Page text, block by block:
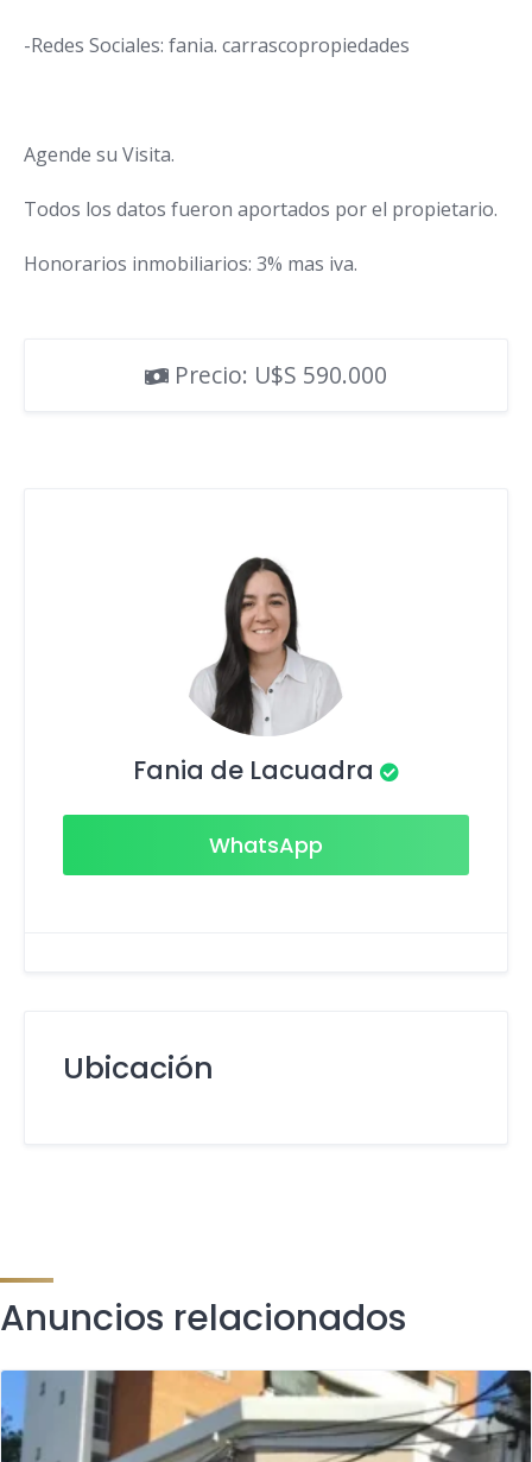
-Redes Sociales: fania. carrascopropiedades
Agende su Visita.
Todos los datos fueron aportados por el propietario.
Honorarios inmobiliarios: 3% mas iva.
Precio: U$S 590.000
Fania de Lacuadra
WhatsApp
Ubicación
Anuncios relacionados